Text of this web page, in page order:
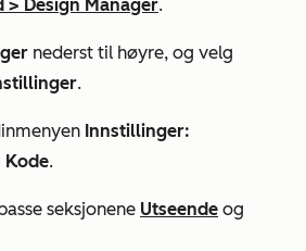
> Design Manager.
nederst til høyre, og velg
.
Innstillinger:
Kode.
seksjonene Utseende og